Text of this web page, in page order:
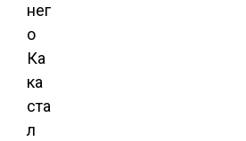
нег
о
Ка
ка
ста
л